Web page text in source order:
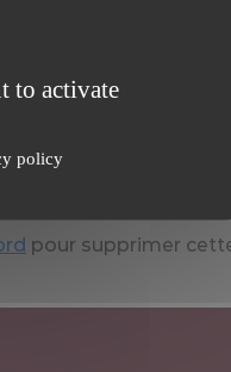
depuis lors.
bidules supers pour
pour supprimer
to activate
policy